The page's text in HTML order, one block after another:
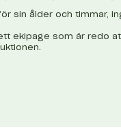
sin ålder och timmar,
ekipage som är redo